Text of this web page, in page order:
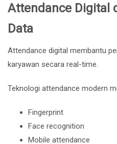
Attendance Digital
Data
Attendance digital membantu
karyawan secara real-time.
Teknologi attendance modern
Fingerprint
Face recognition
Mobile attendance